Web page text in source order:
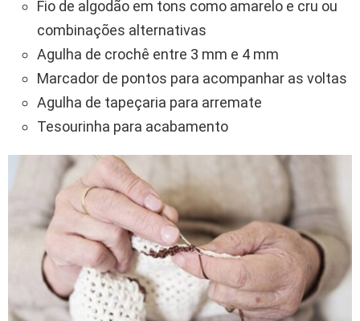
Fio de algodão em tons como amarelo e cru ou
combinações alternativas
Agulha de crochê entre 3 mm e 4 mm
Marcador de pontos para acompanhar as voltas
Agulha de tapeçaria para arremate
Tesourinha para acabamento